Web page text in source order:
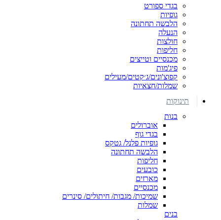
בגדי ספורט
גופיות
הלבשה תחתונה
הנעלה
חולצות
חליפות
מכנסיים וטייצים
פיג'מות
קפוצ'ונים/ג׳קטים/מעילים
שמלות/חצאיות
תינוקות
בנות
אוברולים
בגדי גוף
גופיות פלנל/ גטקס
הלבשה תחתונה
חליפות
כובעים
מארזים
מכנסיים
שמיכות/ מגבות/ חיתולים/ סינרים
שמלות
בנים